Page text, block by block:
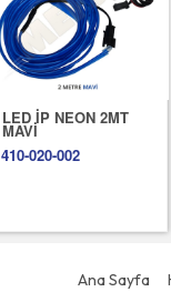
LED İP NEON 2MT
MAVİ
410-020-002
Ana Sayfa